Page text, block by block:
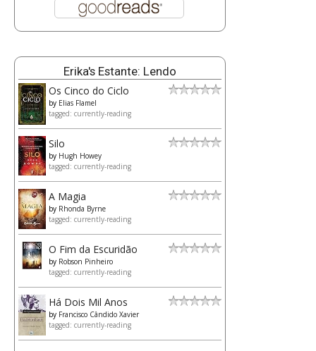
Erika's Estante: Lendo
Os Cinco do Ciclo
by Elias Flamel
tagged: currently-reading
Silo
by Hugh Howey
tagged: currently-reading
A Magia
by Rhonda Byrne
tagged: currently-reading
O Fim da Escuridão
by Robson Pinheiro
tagged: currently-reading
Há Dois Mil Anos
by Francisco Cândido Xavier
tagged: currently-reading